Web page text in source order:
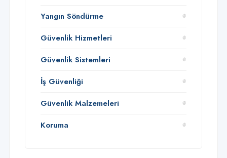
Yangın Söndürme
Güvenlik Hizmetleri
Güvenlik Sistemleri
İş Güvenliği
Güvenlik Malzemeleri
Koruma